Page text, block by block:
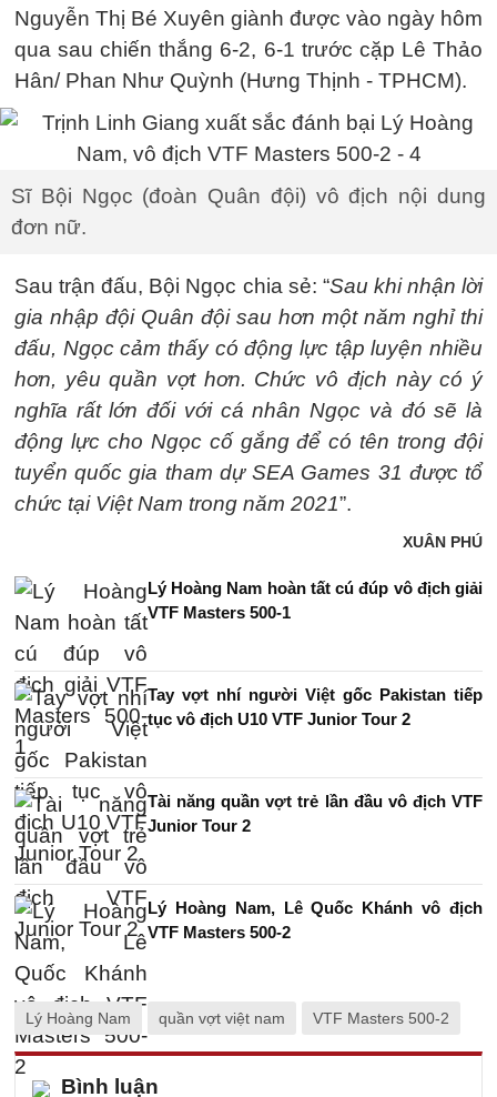
Nguyễn Thị Bé Xuyên giành được vào ngày hôm
qua sau chiến thắng 6-2, 6-1 trước cặp Lê Thảo
Hân/ Phan Như Quỳnh (Hưng Thịnh - TPHCM).
Sĩ Bội Ngọc (đoàn Quân đội) vô địch nội dung
đơn nữ.
Sau trận đấu, Bội Ngọc chia sẻ: “Sau khi nhận lời
gia nhập đội Quân đội sau hơn một năm nghỉ thi
đấu, Ngọc cảm thấy có động lực tập luyện nhiều
hơn, yêu quần vợt hơn. Chức vô địch này có ý
nghĩa rất lớn đối với cá nhân Ngọc và đó sẽ là
động lực cho Ngọc cố gắng để có tên trong đội
tuyển quốc gia tham dự SEA Games 31 được tổ
chức tại Việt Nam trong năm 2021”.
XUÂN PHÚ
Lý Hoàng Nam hoàn tất cú đúp vô địch giải
VTF Masters 500-1
Tay vợt nhí người Việt gốc Pakistan tiếp
tục vô địch U10 VTF Junior Tour 2
Tài năng quần vợt trẻ lần đầu vô địch VTF
Junior Tour 2
Lý Hoàng Nam, Lê Quốc Khánh vô địch
VTF Masters 500-2
Lý Hoàng Nam quần vợt việt nam VTF Masters 500-2
Bình luận